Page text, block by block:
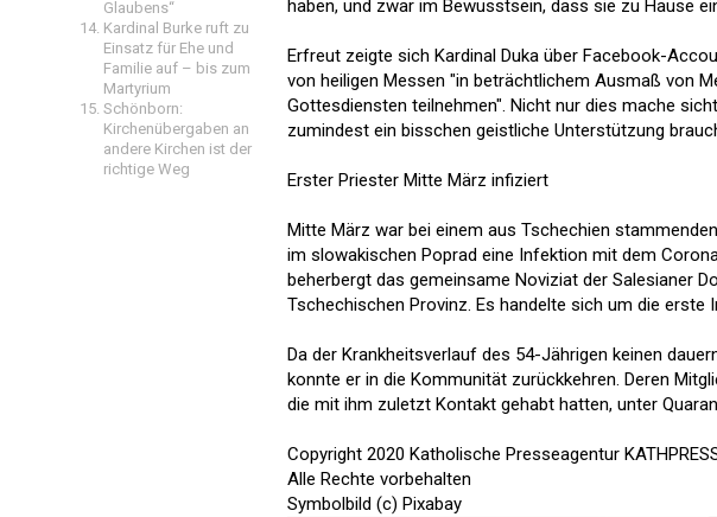
Glaubens“
Kardinal Burke ruft zu
Einsatz für Ehe und
Familie auf – bis zum
Martyrium
Schönborn:
Kirchenübergaben an
andere Kirchen ist der
richtige Weg
haben, und zwar im Bewusstsein, dass sie zu Hause
Erfreut zeigte sich Kardinal Duka über Facebook-
von heiligen Messen "in beträchtlichem Ausmaß von
Gottesdiensten teilnehmen". Nicht nur dies mache
zumindest ein bisschen geistliche Unterstützung
Erster Priester Mitte März infiziert
Mitte März war bei einem aus Tschechien
im slowakischen Poprad eine Infektion mit dem
beherbergt das gemeinsame Noviziat der Salesianer
Tschechischen Provinz. Es handelte sich um die erste
Da der Krankheitsverlauf des 54-Jährigen keinen
konnte er in die Kommunität zurückkehren. Deren
die mit ihm zuletzt Kontakt gehabt hatten, unter
Copyright 2020 Katholische Presseagentur
Alle Rechte vorbehalten
Symbolbild (c) Pixabay